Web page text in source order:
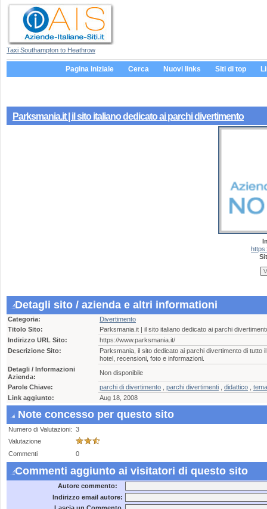
Taxi Southampton to Heathrow
Pagina iniziale Cerca Nuovi links Siti di top
Parksmania.it | il sito italiano dedicato ai parchi divertimento
Detagli sito / azienda e altri informationi
Categoria:
Divertimento
Titolo Sito:
Parksmania.it | il sito italiano dedicato ai parchi
Indirizzo URL Sito:
https://www.parksmania.it/
Descrizione Sito:
Parksmania, il sito dedicato ai parchi divertimento di tutto
hotel, recensioni, foto e informazioni.
Detagli / Informazioni
Azienda:
Non disponibile
Parole Chiave:
parchi di divertimento parchi divertimenti didattico
Link aggiunto:
Aug 18, 2008
Note concesso per questo sito
Numero di Valutazioni: 3
Valutazione
Commenti
0
Commenti aggiunto ai visitatori di questo sito
Autore commento:
Indirizzo email autore: